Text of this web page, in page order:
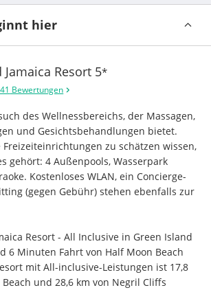
hier
Resort 5*
Bewertungen
des Wellnessbereichs, der Massagen,
und Gesichtsbehandlungen bietet.
zu schätzen wissen,
gehört: 4 Außenpools, Wasserpark
Kostenloses WLAN, ein Concierge-
(gegen Gebühr) stehen ebenfalls zur
Resort - All Inclusive in Green Island
6 Minuten Fahrt von Half Moon Beach
mit All-inclusive-Leistungen ist 17,8
und 28,6 km von Negril Cliffs